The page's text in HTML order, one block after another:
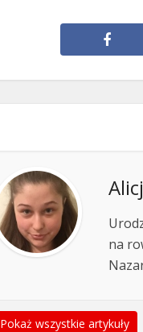
na
Pokaż wszystkie artykuły